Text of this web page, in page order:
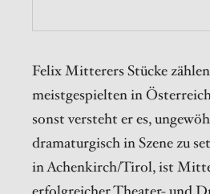
Felix Mitterers Stücke
meistgespielten in
sonst versteht er es,
dramaturgisch in Szene zu
in Achenkirch/Tirol, ist